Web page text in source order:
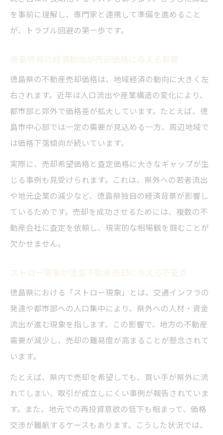
を事前に理解し、専門家と連携して準備を進めること
が、トラブル回避の第一歩です。
徳島特有の経済動向が売却価格に与える影響
徳島県の不動産売却価格は、地域経済の動向に大きく左
右されます。近年は人口流出や産業構造の変化により、
都市部と郊外で価格差が拡大しています。たとえば、徳
島市中心部では一定の需要が見込める一方、周辺地域で
は価格下落傾向が続いています。
実際に、売却希望価格と査定価格に大きなギャップが生
じる事例も見受けられます。これは、県外への若者流出
や地元企業の減少など、徳島県独自の経済背景が影響し
ているためです。売却を成功させるためには、複数の不
動産会社に査定を依頼し、現実的な相場観を掴むことが
欠かせません。
ストロー現象が徳島不動産売却に与える不安点
徳島県における「ストロー現象」とは、交通インフラの
発達や都市部への人口集中により、県外への人材・資金
流出が進む現象を指します。この影響で、地方の不動産
需要が減少し、売却の難易度が高まることが懸念されて
います。
たとえば、県内で売却を希望しても、買い手が県外に流
れてしまい、取引が成立しにくい事例が報告されていま
す。また、地元での再投資意欲の低下も相まって、価格
交渉が難航するケースもあります。こうした状況では、